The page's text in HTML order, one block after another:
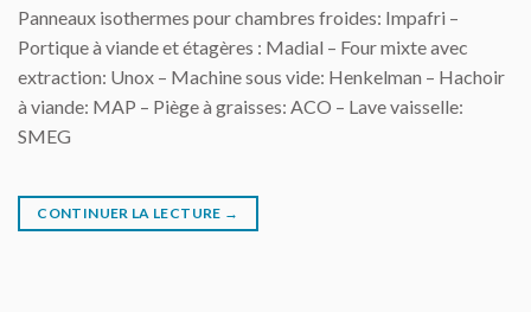
Panneaux isothermes pour chambres froides: Impafri –
Portique à viande et étagères : Madial – Four mixte avec
extraction: Unox – Machine sous vide: Henkelman – Hachoir
à viande: MAP – Piège à graisses: ACO – Lave vaisselle:
SMEG
CONTINUER LA LECTURE →